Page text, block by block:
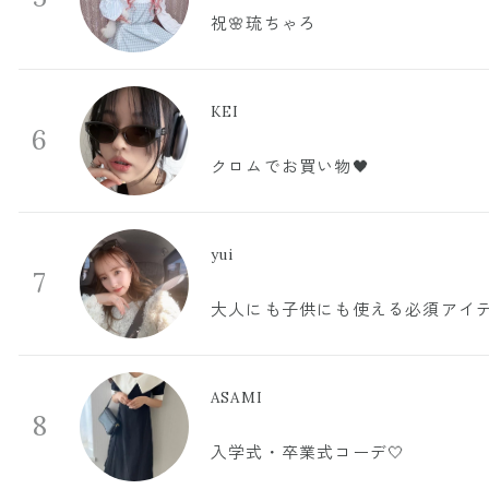
祝🌸琉ちゃろ
6
KEI
クロムでお買い物🖤
7
yui
大人にも子供にも使える必須アイ
8
ASAMI
入学式・卒業式コーデ🤍